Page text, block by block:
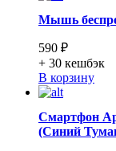
Мышь
590 ₽
+ 30 кешбэк
В корзину
Смартфон
(Синий